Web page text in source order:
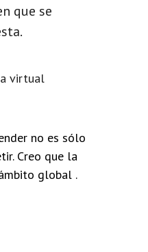
que se
no es sólo
Creo que la
global .